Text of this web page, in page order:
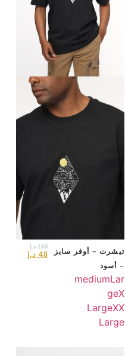
تيشرت – أوفر سايز
– أسود
160 د.إ
48 د.إ
mediumLar
geX
LargeXX
Large